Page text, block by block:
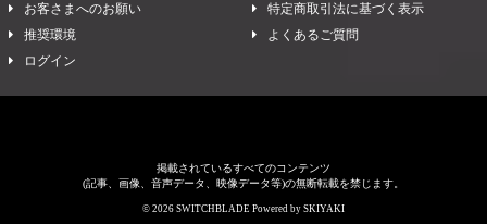
お客さまへのお願い
特定商取引法に基づく表示
推奨環境
よくあるご質問
ログイン
掲載されているすべてのコンテンツ
(記事、画像、音声データ、映像データ等)の無断転載を禁じます。
© 2026 SWITCHBLADE Powered by SKIYAKI